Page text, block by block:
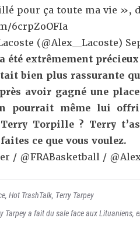
Tarpey a fait du sale face aux Lituaniens,
pour ça toute ma vie »,
6crpZoOFIa
(@Alex__Lacoste)
été extrêmement
bien plus rassurante
avoir gagné une
pourrait même lui
Torpille ? Terry t’as
ce que vous voulez.
/ @FRABasketball /
, Hot TrashTalk, Terry Tarpey